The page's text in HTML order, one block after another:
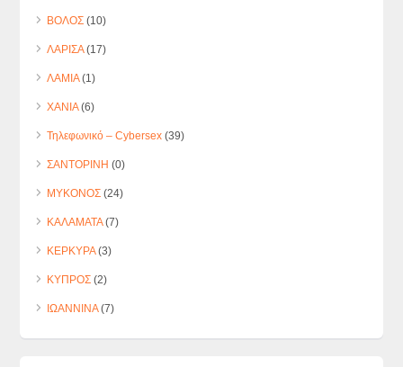
ΒΟΛΟΣ (10)
ΛΑΡΙΣΑ(17)
ΛΑΜΙΑ(1)
ΧΑΝΙΑ(6)
Τηλεφωνικό – Cybersex (39)
ΣΑΝΤΟΡΙΝΗ (0)
ΜΥΚΟΝΟΣ (24)
ΚΑΛΑΜΑΤΑ(7)
ΚΕΡΚΥΡΑ(3)
ΚΥΠΡΟΣ (2)
ΙΩΑΝΝΙΝΑ(7)